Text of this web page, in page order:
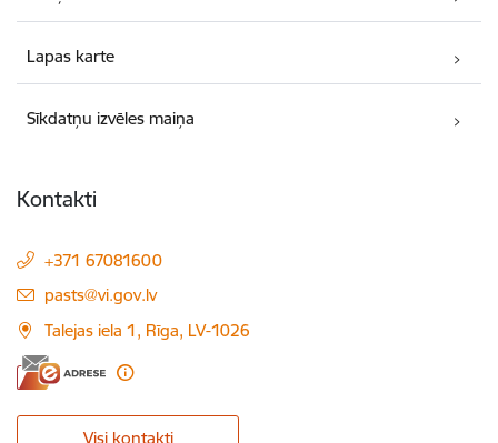
Lapas karte
Sīkdatņu izvēles maiņa
Kontakti
+371 67081600
E-pasts:
pasts@vi.gov.lv
Talejas iela 1, Rīga, LV-1026
Visi kontakti